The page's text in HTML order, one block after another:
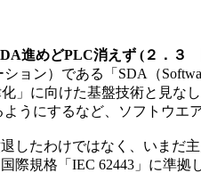
進めどPLC消えず (２．３
ョン）である「SDA（
」に向けた基盤技術と見な
うにするなど、ソフトウエ
たわけではなく、いまだ
際規格「IEC 62443」に準